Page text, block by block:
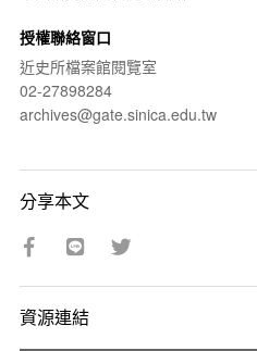
授權聯絡窗口
近史所檔案館閱覽室
02-27898284
archives@gate.sinica.edu.tw
分享本文
資源連結